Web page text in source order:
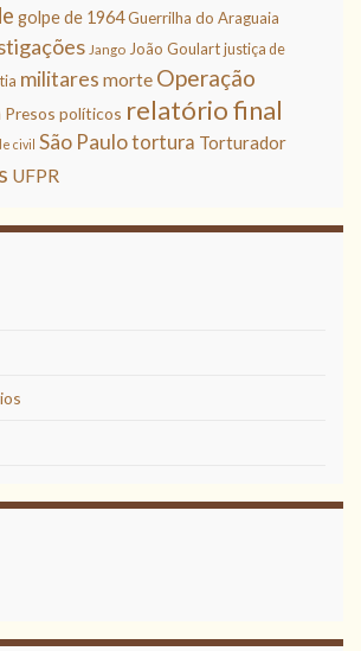
golpe de 1964Guerrilha do Araguaia
Jango João Goulart justiça de
militares morte Operação
Presos políticos relatório final
civil São Paulotortura Torturador
UFPR